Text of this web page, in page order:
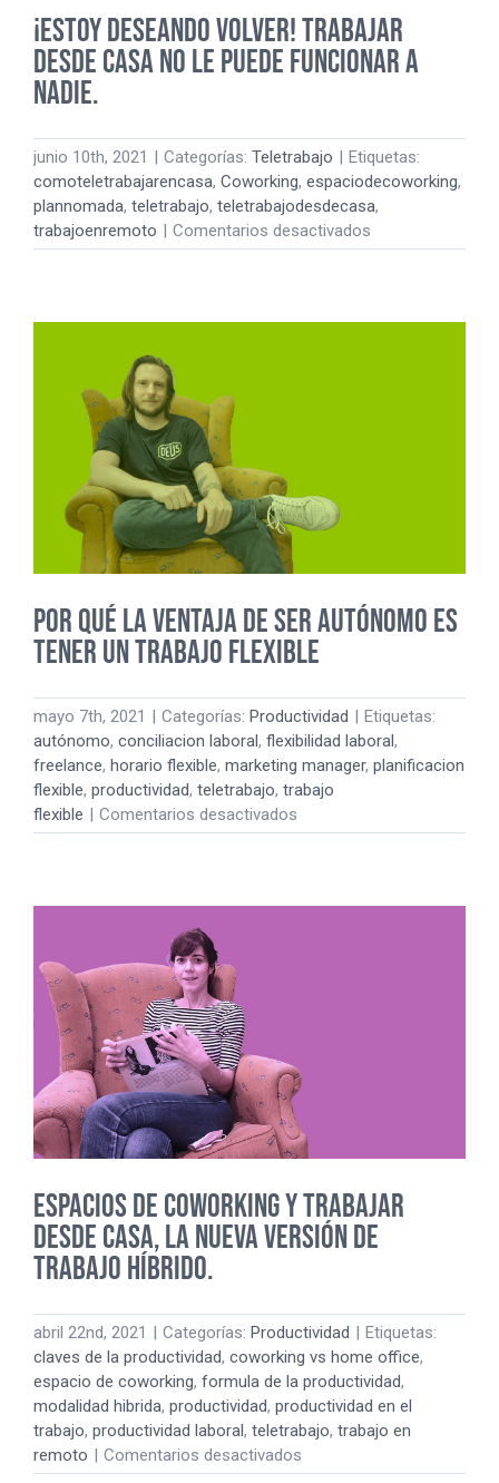
¡Estoy deseando volver! Trabajar
desde casa no le puede funcionar a
nadie.
junio 10th, 2021 | Categorías: Teletrabajo | Etiquetas:
comoteletrabajarencasa, Coworking, espaciodecoworking,
plannomada, teletrabajo, teletrabajodesdecasa,
trabajoenremoto | Comentarios desactivados
¡Estoy
Trabajar
Por qué la ventaja de ser autónomo es
tener un trabajo flexible
mayo 7th, 2021 Categorías: Productividad
Etiquetas:
autónomo, conciliacion laboral, flexibilidad laboral,
freelance, horario flexible, marketing manager, planificacion
flexible, productividad, teletrabajo, trabajo
flexible
Comentarios desactivados
Por
ventaja
trabajo
ESPACIOS DE COWORKING Y TRABAJAR
DESDE CASA, LA NUEVA VERSIÓN DE
TRABAJO HÍBRIDO.
abril 22nd, 2021 | Categorías: Productividad | Etiquetas:
claves de la productividad, coworking vs home office,
espacio de coworking, formula de la productividad,
modalidad hibrida, productividad, productividad en el
trabajo, productividad laboral, teletrabajo, trabajo en
remoto | Comentarios desactivados
ESPACIOS